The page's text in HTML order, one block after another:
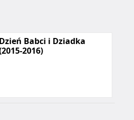
Dzień Babci i Dziadka
2016)